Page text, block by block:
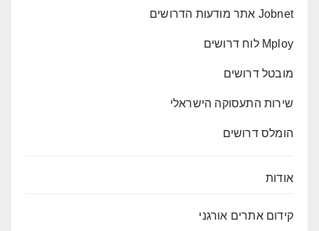
Jobnet אתר מודעות הדרושים
Mploy לוח דרושים
מובטל דרושים
שירות התעסוקה הישראלי
הומלס דרושים
אודות
קידום אתרים אורגני